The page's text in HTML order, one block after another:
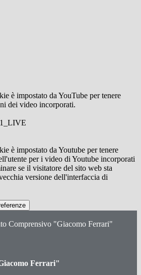
è impostato da YouTube per tenere
dei video incorporati.
è impostato da Youtube per tenere
per i video di Youtube incorporati
se il visitatore del sito web sta
versione dell'interfaccia di
Comprensivo "Giacomo Ferrari"
Ferrari"